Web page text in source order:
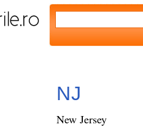
NJ
New Jersey